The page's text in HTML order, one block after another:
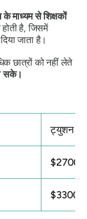
माध्यम से शिक्षकों
है, जिसमें
जाता है।
छात्रों को नहीं लेते
सके।
ट्युशन
$2700
$3300